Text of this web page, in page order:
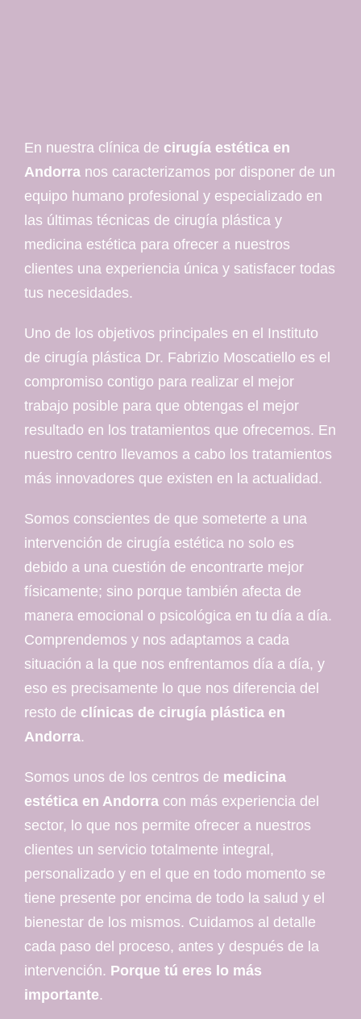
En nuestra clínica de cirugía estética en
Andorra nos caracterizamos por disponer de un
equipo humano profesional y especializado en
las últimas técnicas de cirugía plástica y
medicina estética para ofrecer a nuestros
clientes una experiencia única y satisfacer todas
tus necesidades.
Uno de los objetivos principales en el Instituto
de cirugía plástica Dr. Fabrizio Moscatiello es el
compromiso contigo para realizar el mejor
trabajo posible para que obtengas el mejor
resultado en los tratamientos que ofrecemos. En
nuestro centro llevamos a cabo los tratamientos
más innovadores que existen en la actualidad.
Somos conscientes de que someterte a una
intervención de cirugía estética no solo es
debido a una cuestión de encontrarte mejor
físicamente; sino porque también afecta de
manera emocional o psicológica en tu día a día.
Comprendemos y nos adaptamos a cada
situación a la que nos enfrentamos día a día, y
eso es precisamente lo que nos diferencia del
resto de clínicas de cirugía plástica en
Andorra.
Somos unos de los centros de medicina
estética en Andorra con más experiencia del
sector, lo que nos permite ofrecer a nuestros
clientes un servicio totalmente integral,
personalizado y en el que en todo momento se
tiene presente por encima de todo la salud y el
bienestar de los mismos. Cuidamos al detalle
cada paso del proceso, antes y después de la
intervención. Porque tú eres lo más
importante.